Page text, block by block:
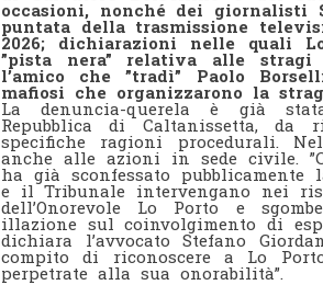
occasioni, nonché dei giornalisti
puntata della trasmissione
2026; dichiarazioni nelle quali
”pista nera” relativa alle
l’amico che ”tradì” Paolo
mafiosi che organizzarono la
La denuncia-querela è già
Repubblica di Caltanissetta, da
specifiche ragioni procedurali.
anche alle azioni in sede civile.
ha già sconfessato
e il Tribunale intervengano nei
dell’Onorevole Lo Porto e
illazione sul coinvolgimento di
dichiara l’avvocato Stefano
compito di riconoscere a Lo
perpetrate alla sua onorabilità”.